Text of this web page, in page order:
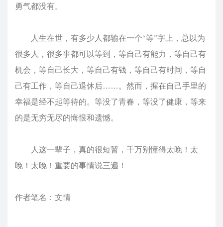
勇气都没有。
人生在世，有多少人都输在一个“等”字上，总以为
很多人，很多事都可以等到，等自己有能力，等自己有
机会，等自己长大，等自己有钱，等自己有时间，等自
己有工作，等自己退休后……。然而，握在自己手里的
幸福是经不起等待的。等没了青春，等没了健康，等来
的是无穷无尽的悔恨和遗憾。
人这一辈子，真的很短暂，千万别懂得太晚！太
晚！太晚！重要的事情说三遍！
作者笔名：文情